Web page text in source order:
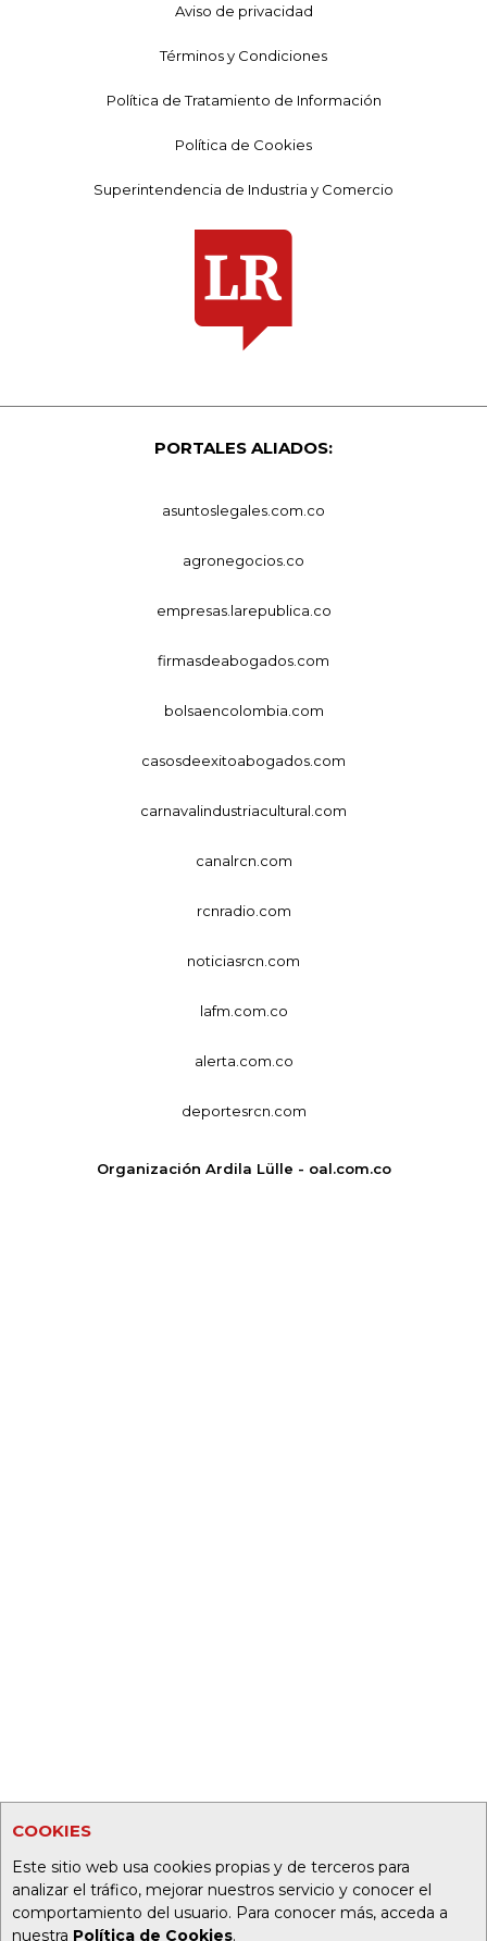
COOKIES
Este sitio web usa cookies propias y de terceros para
analizar el tráfico, mejorar nuestros servicio y conocer el
comportamiento del usuario. Para conocer más, acceda a
nuestra Política de Cookies.
Aviso de privacidad
Términos y Condiciones
Política de Tratamiento de Información
Política de Cookies
Superintendencia de Industria y Comercio
PORTALES ALIADOS:
asuntoslegales.com.co
agronegocios.co
empresas.larepublica.co
firmasdeabogados.com
bolsaencolombia.com
casosdeexitoabogados.com
carnavalindustriacultural.com
canalrcn.com
rcnradio.com
noticiasrcn.com
lafm.com.co
alerta.com.co
deportesrcn.com
Organización Ardila Lülle - oal.com.co